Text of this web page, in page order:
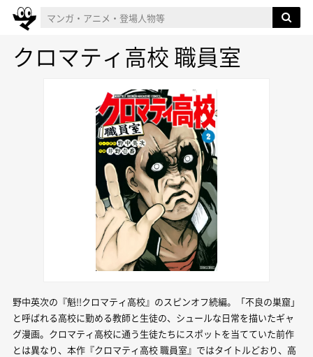
クロマティ高校 職員室
野中英次の『魁!!クロマティ高校』のスピンオフ続編。「不良の巣窟」
と呼ばれる高校に勤める教師と生徒の、シュールな日常を描いたギャ
グ漫画。クロマティ高校に通う生徒たちにスポットを当てていた前作
とは異なり、本作『クロマティ高校 職員室』ではタイトルどおり、高